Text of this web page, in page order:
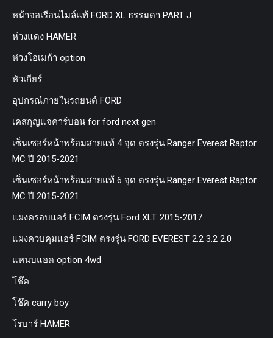
หน้าจอเรือนไมล์แท้ FORD XL ธรรมดา PART J
ห่วงแดง HAMER
ห่วงโอเมก้า option
หัวเกียร์
อุปกรณ์ภายในรถยนต์ FORD
เคสกุญแจคาร์บอน for ford next gen
เซ็นเซอร์หน้าพร้อมสายแท้ 4 จุด ตรงรุ่น Ranger Everest Raptor
MC ปี 2015-2021
เซ็นเซอร์หน้าพร้อมสายแท้ 6 จุด ตรงรุ่น Ranger Everest Raptor
MC ปี 2015-2021
แผงครอบแอร์ FCIM ตรงรุ่น Ford XLT. 2015-2017
แผงควบคุมแอร์ FCIM ตรงรุ่น FORD EVEREST 2.2 3.2 2.0
แหนบแอด option 4wd
โช๊ค
โช๊ค carry boy
โรบาร์ HAMER